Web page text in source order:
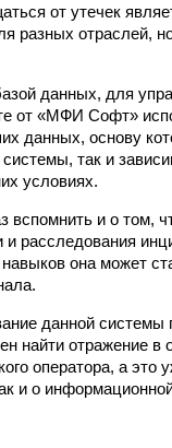
от утечек
разных отраслей,
данных, для
от «МФИ Софт»
данных, основу
так и
условиях.
вспомнить и о том,
расследования
она может
данной системы
найти отражение в
оператора, а это
и о